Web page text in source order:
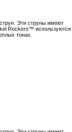
Эти струны имеют
Rockers™ используются
тонах.